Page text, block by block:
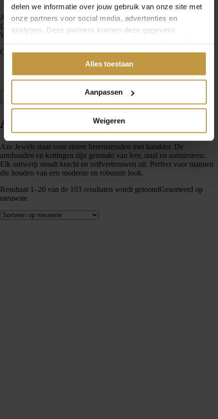
delen we informatie over jouw gebruik van onze site met
onze partners voor social media, advertenties en
analyses. Deze partners kunnen deze gegevens
gedeeld of die ze hebben verzameld via jouw gebruik van
Alles toestaan
Aanpassen
Weigeren
Account
Loading...
Winkelwagen
Geen producten in de winkelwagen.
Aze Jewels
Aze Jewels
Aze Jewels staat voor stoere heren­sieraden met karakter. De
armbanden en kettingen zijn gemaakt van leer, staal en natuursteen.
Elk ontwerp straalt kracht en zelfvertrouwen uit. Perfect voor mannen
die houden van een moderne en robuuste look.
Resultaat 1–20 van de 103 resultaten wordt getoondGesorteerd op
nieuwste